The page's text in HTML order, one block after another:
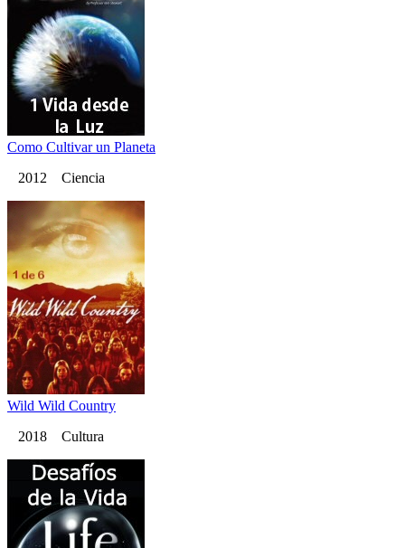
Como Cultivar un Planeta
2012 Ciencia
Wild Wild Country
2018 Cultura